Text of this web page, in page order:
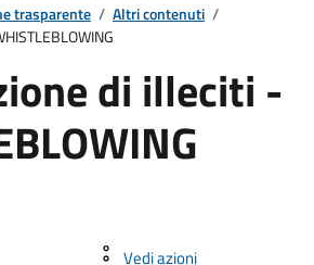
trasparente / Altri contenuti /
di illeciti -
Vedi azioni